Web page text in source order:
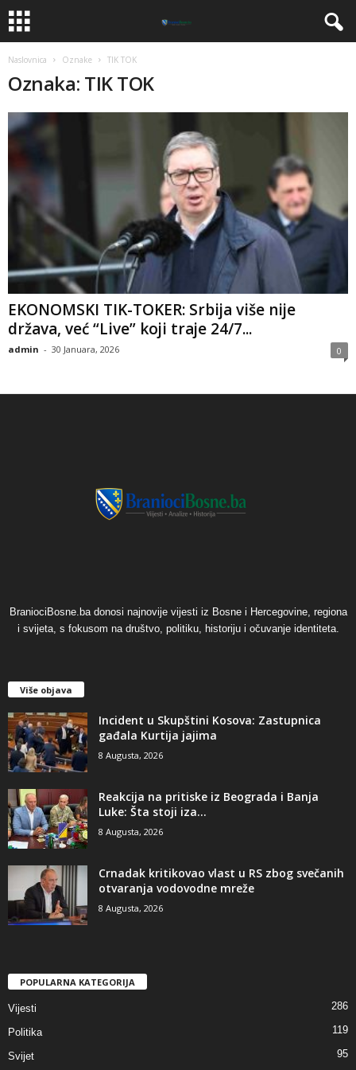
Naslovnica Oznake TIK TOK
Oznaka: TIK TOK
EKONOMSKI TIK-TOKER: Srbija više nije
država, već “Live” koji traje 24/7...
admin - 30 Januara, 2026 0
BraniociBosne.ba donosi najnovije vijesti iz Bosne i Hercegovine, regiona
i svijeta, s fokusom na društvo, politiku, historiju i očuvanje identiteta.
Više objava
Incident u Skupštini Kosova: Zastupnica
gađala Kurtija jajima
8 Augusta, 2026
Reakcija na pritiske iz Beograda i Banja
Luke: Šta stoji iza...
8 Augusta, 2026
​Crnadak kritikovao vlast u RS zbog svečanih
otvaranja vodovodne mreže
8 Augusta, 2026
POPULARNA KATEGORIJA
Vijesti 286
Politika 119
Svijet 95